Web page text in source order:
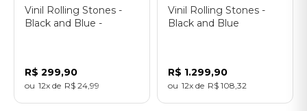
Vinil Rolling Stones -
Black and Blue -
R$ 299,90
12 R$ 24 99
Vinil Rolling Stones -
Black and Blue
R$ 1.299,90
12 R$ 108 32